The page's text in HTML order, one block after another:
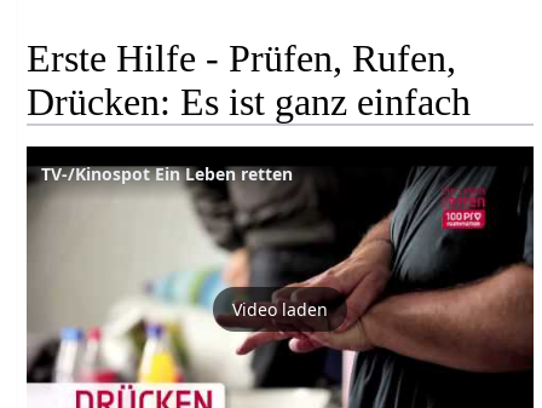
Erste Hilfe - Prüfen, Rufen,
Drücken: Es ist ganz einfach
TV-/Kinospot Ein Leben retten
Video laden